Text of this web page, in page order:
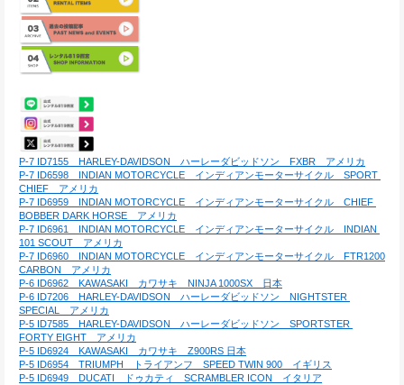
P-7 ID7155　HARLEY-DAVIDSON　ハーレーダビッドソン　FXBR　アメリカ
P-7 ID6598　INDIAN MOTORCYCLE　インディアンモーターサイクル　SPORT
CHIEF　アメリカ
P-7 ID6959　INDIAN MOTORCYCLE　インディアンモーターサイクル　CHIEF
BOBBER DARK HORSE　アメリカ
P-7 ID6961　INDIAN MOTORCYCLE　インディアンモーターサイクル　INDIAN
101 SCOUT　アメリカ
P-7 ID6960　INDIAN MOTORCYCLE　インディアンモーターサイクル　FTR1200
CARBON　アメリカ
P-6 ID6962　KAWASAKI　カワサキ　NINJA 1000SX　日本
P-6 ID7206　HARLEY-DAVIDSON　ハーレーダビッドソン　NIGHTSTER
SPECIAL　アメリカ
P-5 ID7585　HARLEY-DAVIDSON　ハーレーダビッドソン　SPORTSTER
FORTY EIGHT　アメリカ
P-5 ID6924　KAWASAKI　カワサキ　Z900RS 日本
P-5 ID6954　TRIUMPH　トライアンフ　SPEED TWIN 900　イギリス
P-5 ID6949　DUCATI　ドゥカティ　SCRAMBLER ICON　イタリア